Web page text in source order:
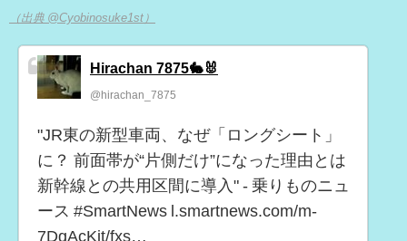
（出典 @Cyobinosuke1st）
Hirachan 7875🐇🐰
@hirachan_7875
"JR東の新型車両、なぜ「ロングシート」
に？ 前面帯が“片側だけ”になった理由とは
新幹線との共用区間に導入" - 乗りものニュ
ース #SmartNews l.smartnews.com/m-
7DgAcKit/fxs…